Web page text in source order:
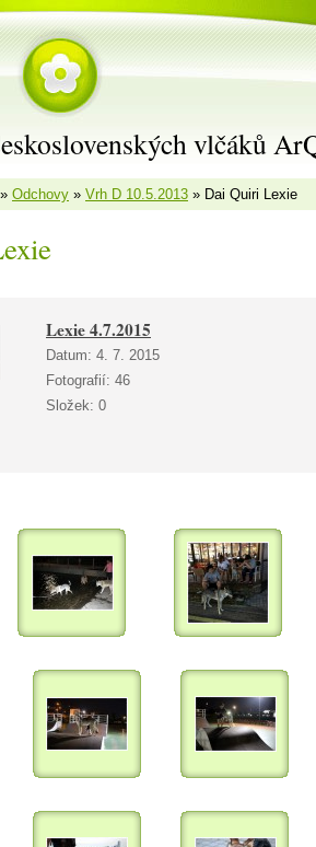
vlčáků
» Odchovy » Vrh D 10.5.2013 » Dai Quiri Lexie
Lexie 4.7.2015
Datum: 4. 7. 2015
Fotografií: 46
Složek: 0